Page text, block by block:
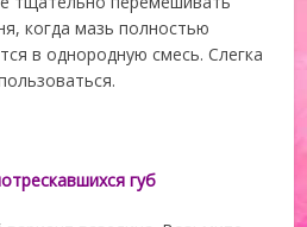
когда мазь полностью
в однородную смесь. Слегка
губ